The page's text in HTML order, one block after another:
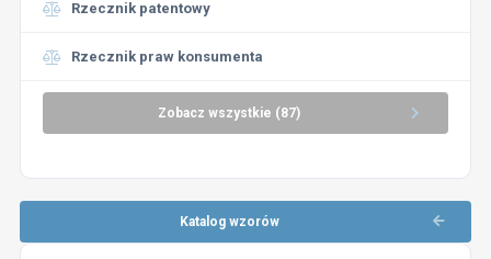
Rzecznik patentowy
Rzecznik praw konsumenta
Zobacz wszystkie (87)
Katalog wzorów